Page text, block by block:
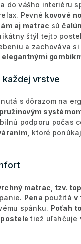
do vášho interiéru
Pevné kovové
aj matrac sú
štýl tejto
a zachováva
elegantnými
každej vrstve
s dôrazom na
pružinovým
podporu počas
ktoré
matrac tzv.
Pena použitá v
spánku. Poťah
postele tiež uľahčuje